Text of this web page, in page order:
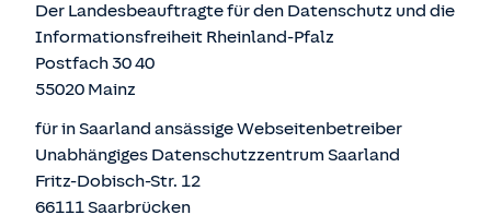
Der Landesbeauftragte für den Datenschutz und die
Informationsfreiheit Rheinland-Pfalz
Postfach 30 40
55020 Mainz
für in Saarland ansässige Webseitenbetreiber
Unabhängiges Datenschutzzentrum Saarland
Fritz-Dobisch-Str. 12
66111 Saarbrücken